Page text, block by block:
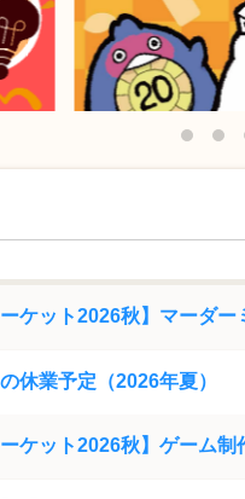
休業予定（2026年夏）